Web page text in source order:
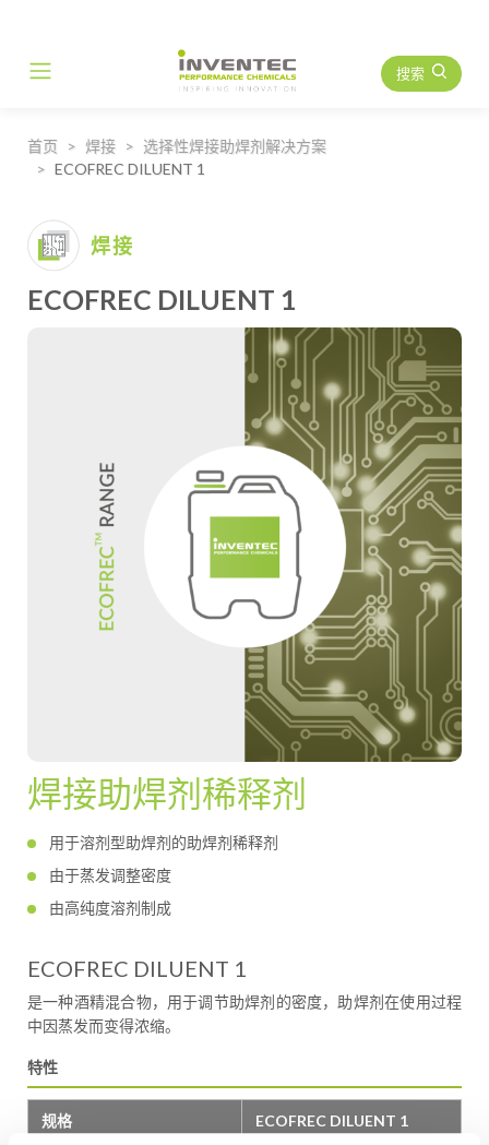
Main Navigation 搜索
首页 焊接
选择性焊接助焊剂解决方案
ECOFREC DILUENT 1
焊接
ECOFREC DILUENT 1
焊接助焊剂稀释剂
用于溶剂型助焊剂的助焊剂稀释剂
由于蒸发调整密度
由高纯度溶剂制成
ECOFREC DILUENT 1
是一种酒精混合物，用于调节助焊剂的密度，助焊剂在使用过程
中因蒸发而变得浓缩。
特性
规格 ECOFREC DILUENT 1